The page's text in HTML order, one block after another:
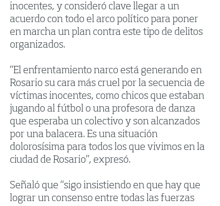
inocentes, y consideró clave llegar a un
acuerdo con todo el arco político para poner
en marcha un plan contra este tipo de delitos
organizados.
“El enfrentamiento narco está generando en
Rosario su cara más cruel por la secuencia de
víctimas inocentes, como chicos que estaban
jugando al fútbol o una profesora de danza
que esperaba un colectivo y son alcanzados
por una balacera. Es una situación
dolorosísima para todos los que vivimos en la
ciudad de Rosario”, expresó.
Señaló que “sigo insistiendo en que hay que
lograr un consenso entre todas las fuerzas